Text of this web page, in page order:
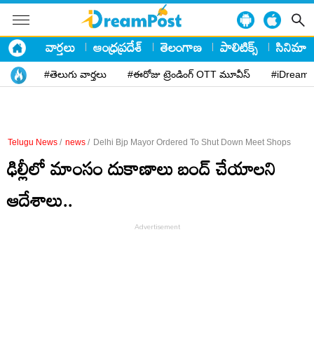
వార్తలు ఆంధ్రప్రదేశ్ తెలంగాణ పాలిటిక్స్ సినిమా
#తెలుగు వార్తలు #ఈరోజు ట్రెండింగ్ OTT మూవీస్
Telugu News / news / Delhi Bjp Mayor Ordered To Shut Down Meet Shops
ఢిల్లీలో మాంసం దుకాణాలు బంద్‌ చేయాలని
ఆదేశాలు..